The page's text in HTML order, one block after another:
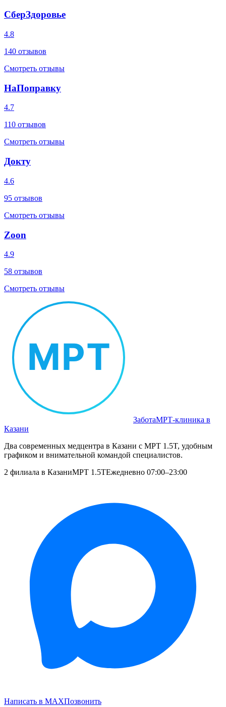
СберЗдоровье
4.8
140 отзывов
Смотреть отзывы
НаПоправку
4.7
110 отзывов
Смотреть отзывы
Докту
4.6
95 отзывов
Смотреть отзывы
Zoon
4.9
58 отзывов
Смотреть отзывы
ЗаботаМРТ‑клиника в
Казани
Два современных медцентра в Казани с МРТ 1.5T, удобным
графиком и внимательной командой специалистов.
2 филиала в КазаниМРТ 1.5TЕжедневно 07:00–23:00
Написать в MAXПозвонить